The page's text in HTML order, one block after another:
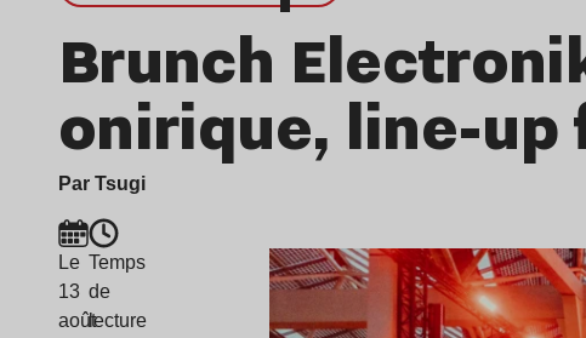
Brunch
onirique, line-
Par Tsugi
Le
13
août
Temps
de
lecture